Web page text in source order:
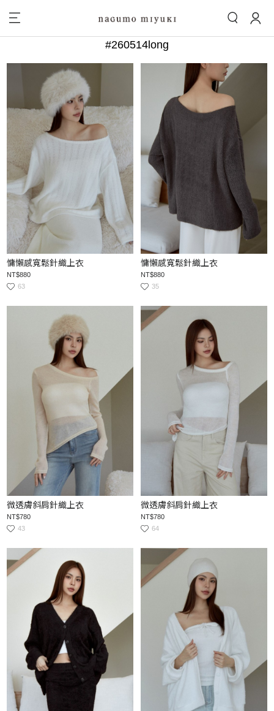
#260514long
慵懶感寬鬆針織上衣
NT$880
63
慵懶感寬鬆針織上衣
NT$880
35
微透膚斜肩針織上衣
NT$780
43
微透膚斜肩針織上衣
NT$780
64